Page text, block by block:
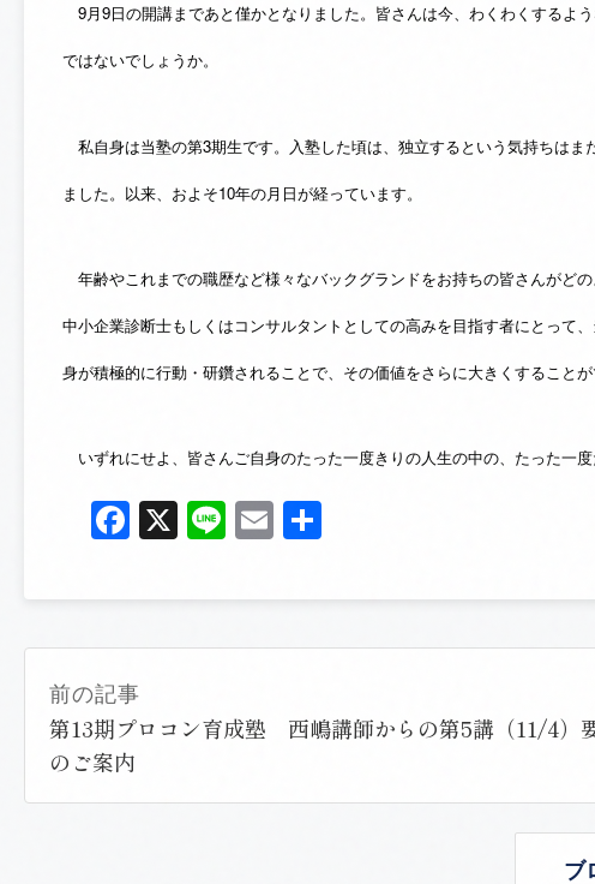
9月9日の開講まであと僅かとなりました。皆さんは今、わくわくするよ
ではないでしょうか。
私自身は当塾の第3期生です。入塾した頃は、独立するという気持ちは
ました。以来、およそ10年の月日が経っています。
年齢やこれまでの職歴など様々なバックグランドをお持ちの皆さんがど
中小企業診断士もしくはコンサルタントとしての高みを目指す者にとって
身が積極的に行動・研鑽されることで、その価値をさらに大きくすること
いずれにせよ、皆さんご自身のたった一度きりの人生の中の、たった一
Facebook
X LineEmail
前の記事
第13期プロコン育成塾 西嶋講師からの第5講（11/4）
のご案内
ブ